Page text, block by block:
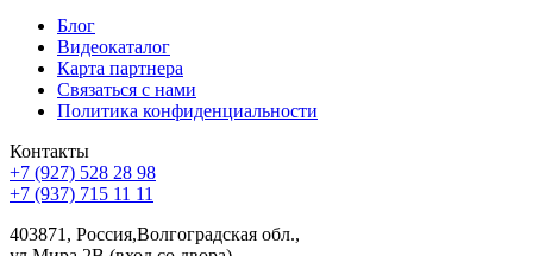
Блог
Видеокаталог
Карта партнера
Связаться с нами
Политика конфиденциальности
Контакты
+7 (927) 528 28 98
+7 (937) 715 11 11
403871, Россия,Волгоградская обл.,